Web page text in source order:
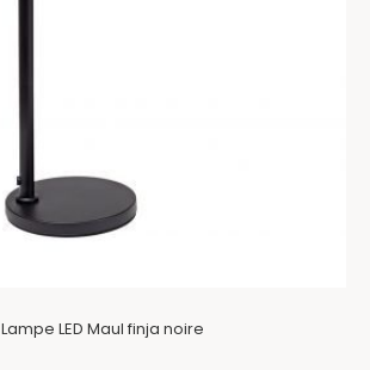
Lampe LED Maul finja noire